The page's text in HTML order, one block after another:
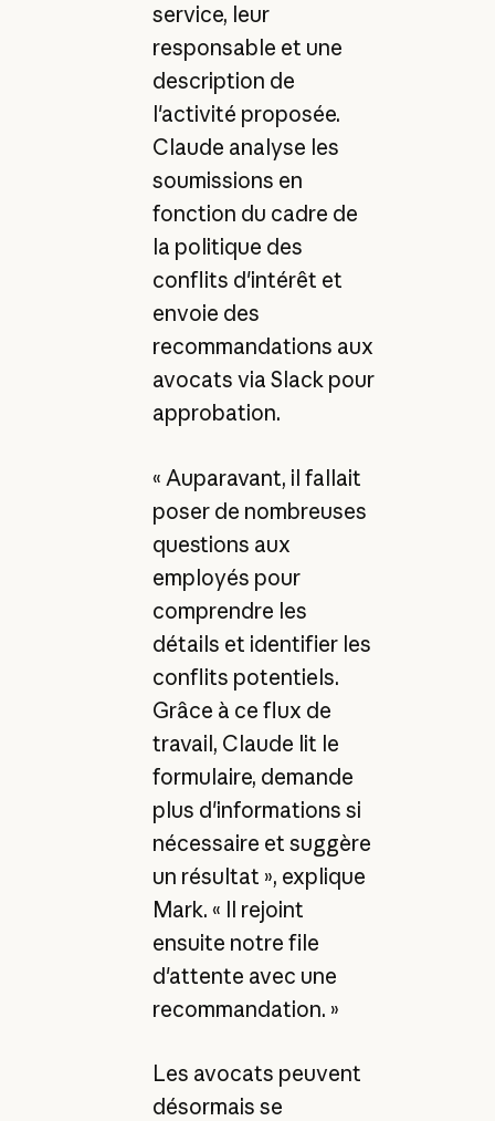
service, leur
responsable et une
description de
l'activité proposée.
Claude analyse les
soumissions en
fonction du cadre de
la politique des
conflits d'intérêt et
envoie des
recommandations aux
avocats via Slack pour
approbation.
« Auparavant, il fallait
poser de nombreuses
questions aux
employés pour
comprendre les
détails et identifier les
conflits potentiels.
Grâce à ce flux de
travail, Claude lit le
formulaire, demande
plus d'informations si
nécessaire et suggère
un résultat », explique
Mark. « Il rejoint
ensuite notre file
d'attente avec une
recommandation. »
Les avocats peuvent
désormais se